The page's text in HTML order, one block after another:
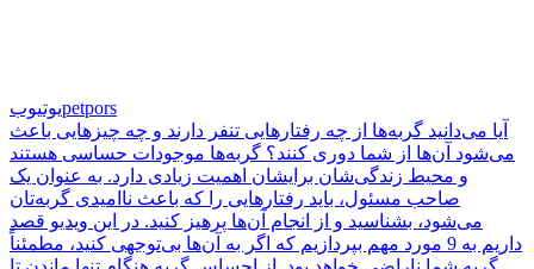
یوتیوبpetpors
آیا می‌دانید گربه‌ها از چه رفتارهایی تنفر دارند و چه چیزهایی باعث
می‌شود آن‌ها از شما دوری کنند؟ گربه‌ها موجودات حساسی هستند
و محیط زندگی‌شان برایشان اهمیت زیادی دارد. به عنوان یک
صاحب مسئول، باید رفتارهایی را که باعث ناامیدی گربه‌تان
می‌شود، بشناسید و از انجام آن‌ها پرهیز کنید. در این ویدیو قصد
داریم به 9 مورد مهم بپردازیم که اگر به آن‌ها بی‌توجهی کنید، مطمئناً